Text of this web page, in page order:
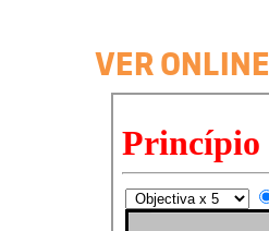
VER ONLINE